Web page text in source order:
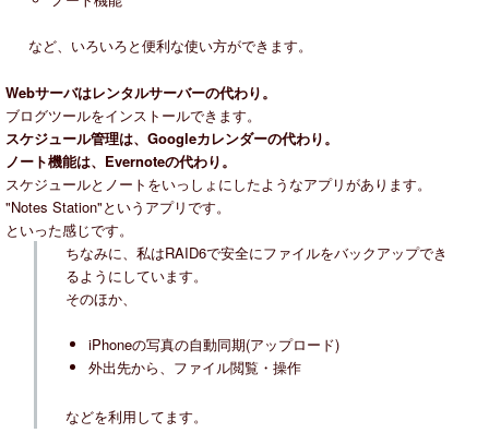
など、いろいろと便利な使い方ができます。
Webサーバはレンタルサーバーの代わり。
ブログツールをインストールできます。
スケジュール管理は、Googleカレンダーの代わり。
ノート機能は、Evernoteの代わり。
スケジュールとノートをいっしょにしたようなアプリがあります。
"Notes Station"というアプリです。
といった感じです。
ちなみに、私はRAID6で安全にファイルをバックアップでき
るようにしています。
そのほか、
iPhoneの写真の自動同期(アップロード)
外出先から、ファイル閲覧・操作
などを利用してます。